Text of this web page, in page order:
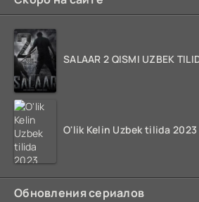
Обновления сериалов